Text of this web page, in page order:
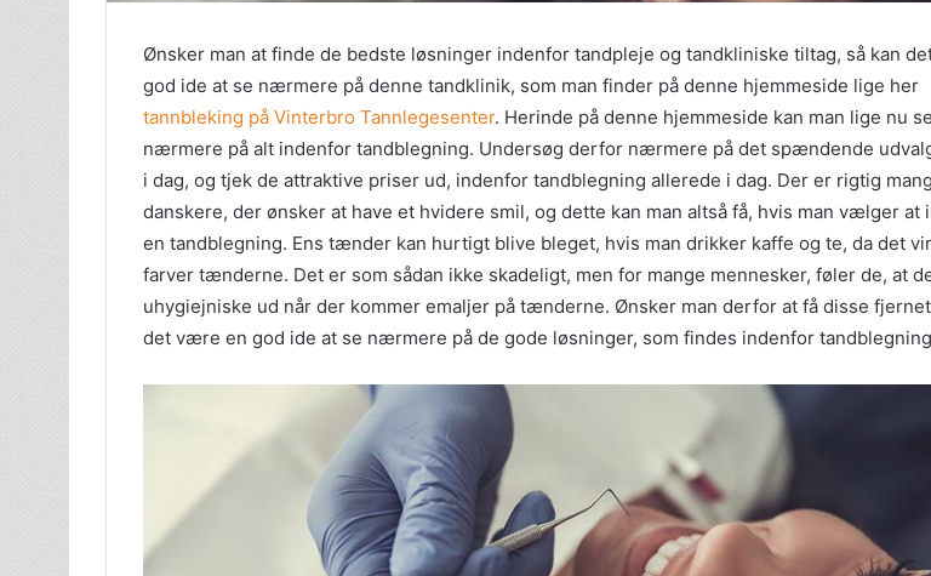
Ønsker man at finde de bedste løsninger indenfor tandpleje og tandkliniske tiltag, så kan
god ide at se nærmere på denne tandklinik, som man finder på denne hjemmeside lige her
tannbleking på Vinterbro Tannlegesenter. Herinde på denne hjemmeside kan man lige nu se
nærmere på alt indenfor tandblegning. Undersøg derfor nærmere på det spændende
i dag, og tjek de attraktive priser ud, indenfor tandblegning allerede i dag. Der er rigtig
danskere, der ønsker at have et hvidere smil, og dette kan man altså få, hvis man vælger at
en tandblegning. Ens tænder kan hurtigt blive bleget, hvis man drikker kaffe og te, da det
farver tænderne. Det er som sådan ikke skadeligt, men for mange mennesker, føler de, at
uhygiejniske ud når der kommer emaljer på tænderne. Ønsker man derfor at få disse
det være en god ide at se nærmere på de gode løsninger, som findes indenfor